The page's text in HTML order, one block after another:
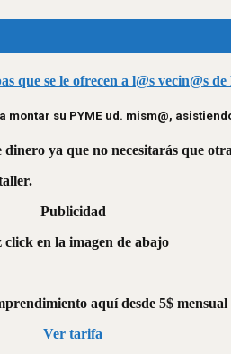
que se le ofrecen a l@s vecin@s
su PYME ud. mism@,
ya que no necesitarás que
Publicidad
click en la imagen de abajo
aquí desde 5$ mensual
Ver tarifa